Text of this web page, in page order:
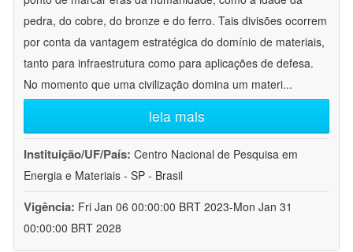
pedra, do cobre, do bronze e do ferro. Tais divisões ocorrem
por conta da vantagem estratégica do domínio de materiais,
tanto para infraestrutura como para aplicações de defesa.
No momento que uma civilização domina um materi...
leia mais
Instituição/UF/País: Centro Nacional de Pesquisa em
Energia e Materiais - SP - Brasil
Vigência: Fri Jan 06 00:00:00 BRT 2023-Mon Jan 31
00:00:00 BRT 2028